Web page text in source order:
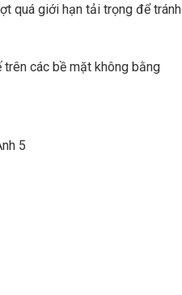
quá giới hạn tải trọng để tránh
các bề mặt không bằng
5